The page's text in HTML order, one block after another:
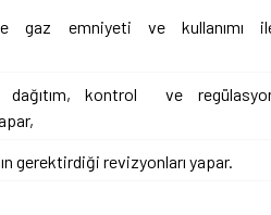
gaz emniyeti ve kullanımı
dağıtım, kontrol ve
gerektirdiği revizyonları yapar.